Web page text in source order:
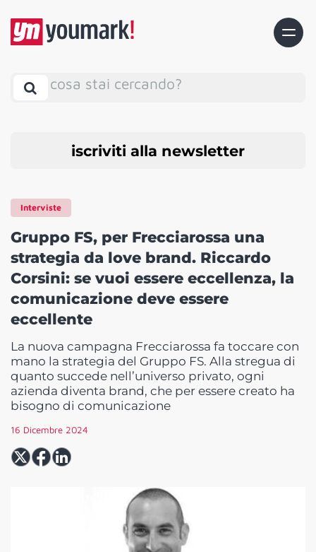
cosa stai cercando?
iscriviti alla newsletter
Interviste
Gruppo FS, per Frecciarossa una
strategia da love brand. Riccardo
Corsini: se vuoi essere eccellenza, la
comunicazione deve essere
eccellente
La nuova campagna Frecciarossa fa toccare con
mano la strategia del Gruppo FS. Alla stregua di
quanto succede nell’universo privato, ogni
azienda diventa brand, che per essere creato ha
bisogno di comunicazione
16 Dicembre 2024